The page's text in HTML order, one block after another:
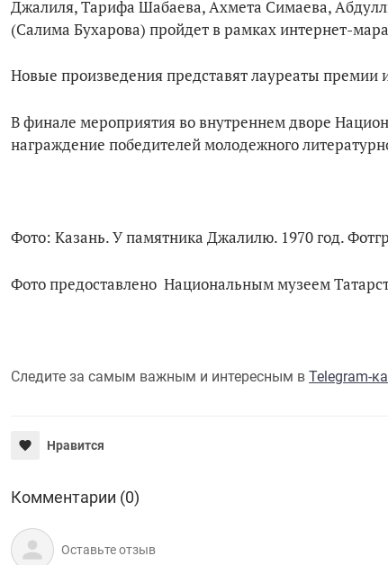
Джалиля, Тарифа Шабаева, Ахмета Симаева,
(Салима Бухарова) пройдет в рамках интернет-
Новые произведения представят лауреаты
В финале мероприятия во внутреннем дворе
награждение победителей молодежного
Фото: Казань. У памятника Джалилю. 1970 год.
Фото предоставлено Национальным музеем
Следите за самым важным и интересным в Telegram-
Нравится
Комментарии (0)